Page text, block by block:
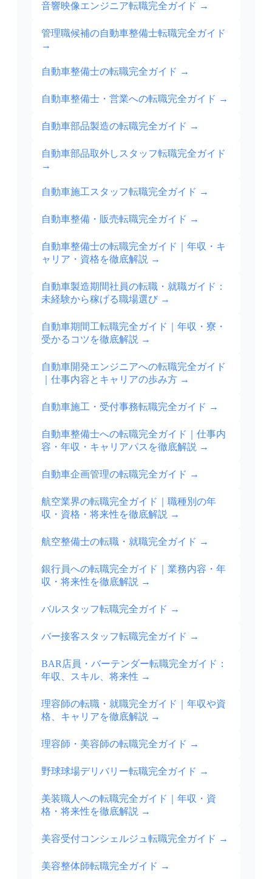
音響映像エンジニア転職完全ガイド →
管理職候補の自動車整備士転職完全ガイド
→
自動車整備士の転職完全ガイド →
自動車整備士・営業への転職完全ガイド →
自動車部品製造の転職完全ガイド →
自動車部品取外しスタッフ転職完全ガイド
→
自動車施工スタッフ転職完全ガイド →
自動車整備・販売転職完全ガイド →
自動車整備士の転職完全ガイド｜年収・キ
ャリア・資格を徹底解説 →
自動車製造期間社員の転職・就職ガイド：
未経験から稼げる職場選び →
自動車期間工転職完全ガイド｜年収・寮・
受かるコツを徹底解説 →
自動車開発エンジニアへの転職完全ガイド
｜仕事内容とキャリアの歩み方 →
自動車施工・受付事務転職完全ガイド →
自動車整備士への転職完全ガイド｜仕事内
容・年収・キャリアパスを徹底解説 →
自動車企画管理の転職完全ガイド →
航空業界の転職完全ガイド｜職種別の年
収・資格・将来性を徹底解説 →
航空整備士の転職・就職完全ガイド →
銀行員への転職完全ガイド｜業務内容・年
収・将来性を徹底解説 →
バルスタッフ転職完全ガイド →
バー接客スタッフ転職完全ガイド →
BAR店員・バーテンダー転職完全ガイド：
年収、スキル、将来性 →
理容師の転職・就職完全ガイド｜年収や資
格、キャリアを徹底解説 →
理容師・美容師の転職完全ガイド →
野球球場デリバリー転職完全ガイド →
美装職人への転職完全ガイド｜年収・資
格・将来性を徹底解説 →
美容受付コンシェルジュ転職完全ガイド →
美容整体師転職完全ガイド →